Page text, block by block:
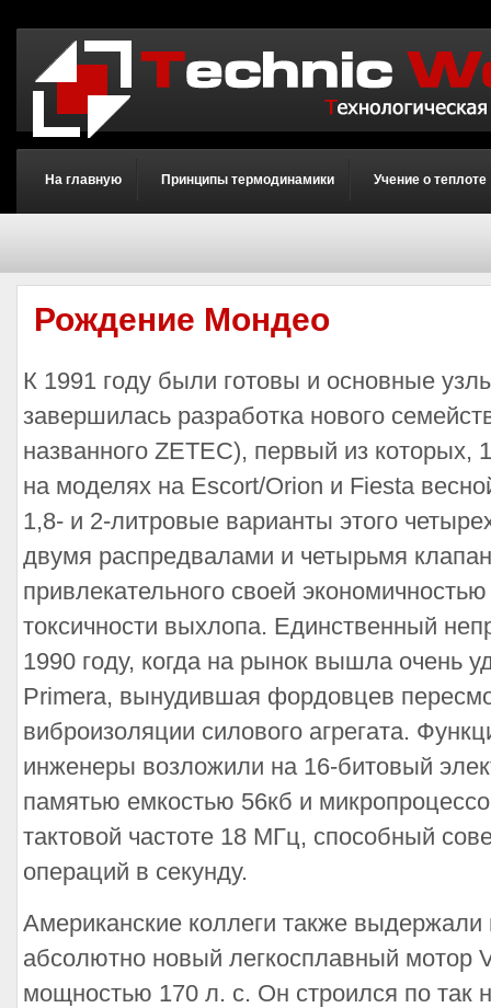
На главную Принципы термодинамики Учение о теплоте
Рождение Мондео
К 1991 году были готовы и основные
завершилась разработка нового
названного ZETEC), первый из
на моделях на Escort/Orion и Fiesta
1,8- и 2-литровые варианты этого
двумя распредвалами и четырьмя
привлекательного своей
токсичности выхлопа. Единственный
1990 году, когда на рынок вышла очень
Primera, вынудившая фордовцев
виброизоляции силового агрегата.
инженеры возложили на 16-битовый
памятью емкостью 56кб и
тактовой частоте 18 МГц, способный
операций в секунду.
Американские коллеги также выдержали
абсолютно новый легкосплавный мотор
мощностью 170 л. с. Он строился по так